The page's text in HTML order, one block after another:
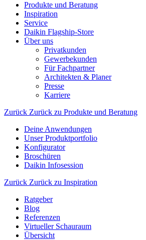
Produkte und Beratung
Inspiration
Service
Daikin Flagship-Store
Über uns
Privatkunden
Gewerbekunden
Für Fachpartner
Architekten & Planer
Presse
Karriere
Zurück Zurück zu Produkte und Beratung
Deine Anwendungen
Unser Produktportfolio
Konfigurator
Broschüren
Daikin Infosession
Zurück Zurück zu Inspiration
Ratgeber
Blog
Referenzen
Virtueller Schauraum
Übersicht